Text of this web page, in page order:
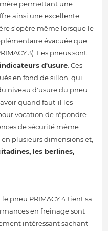
permettant une
ainsi une excellente
s'opère même lorsque le
évacuée que
3). Les pneus sont
d'usure. Ces
en fond de sillon, qui
niveau d'usure du pneu.
quand faut-il les
vocation de répondre
de sécurité même
plusieurs dimensions et,
les berlines,
pneu PRIMACY 4 tient sa
en freinage sont
intéressant sachant